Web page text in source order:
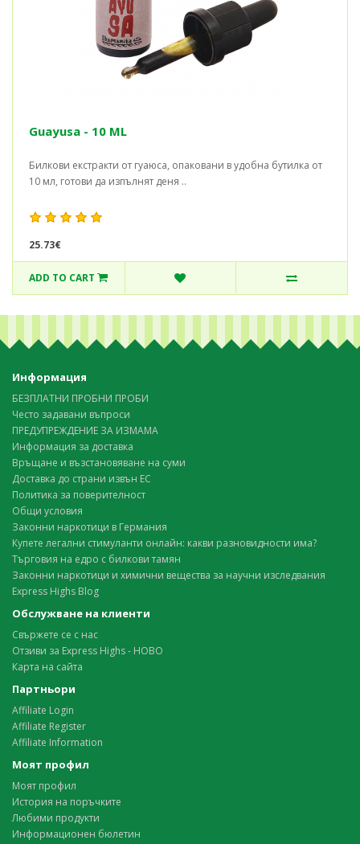
Guayusa - 10 ML
Билкови екстракти от гуаюса, опаковани в удобна бутилка от
10 мл, готови да изпълнят деня ..
25.73€
ADD TO CART
Информация
БЕЗПЛАТНИ ПРОБНИ ПРОБИ
Често задавани въпроси
ПРЕДУПРЕЖДЕНИЕ ЗА ИЗМАМА
Информация за доставка
Връщане и възстановяване на суми
Доставка до страни извън ЕС
Политика за поверителност
Общи условия
Законни наркотици в Германия
Купете легални стимуланти онлайн: какви разновидности има?
Търговия на едро с билкови тамян
Законни наркотици и химични вещества за научни изследвания
Express Highs Blog
Обслужване на клиенти
Свържете се с нас
Отзиви за Express Highs - НОВО
Карта на сайта
Партньори
Affiliate Login
Affiliate Register
Affiliate Information
Моят профил
Моят профил
История на поръчките
Любими продукти
Информационен бюлетин